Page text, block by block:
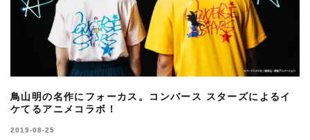
鳥山明の名作にフォーカス。コンバース スターズによるイ
ケてるアニメコラボ！
2019-08-25